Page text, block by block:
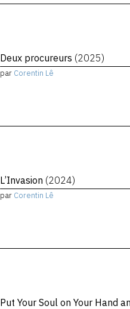
Deux procureurs (2025)
par Corentin Lê
L’Invasion (2024)
par Corentin Lê
Put Your Soul on Your Hand